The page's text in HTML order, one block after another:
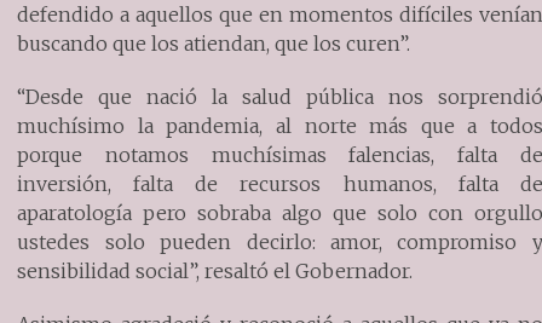
defendido a aquellos que en momentos difíciles venían
buscando que los atiendan, que los curen”.
“Desde que nació la salud pública nos sorprendió
muchísimo la pandemia, al norte más que a todos
porque notamos muchísimas falencias, falta de
inversión, falta de recursos humanos, falta de
aparatología pero sobraba algo que solo con orgullo
ustedes solo pueden decirlo: amor, compromiso y
sensibilidad social”, resaltó el Gobernador.